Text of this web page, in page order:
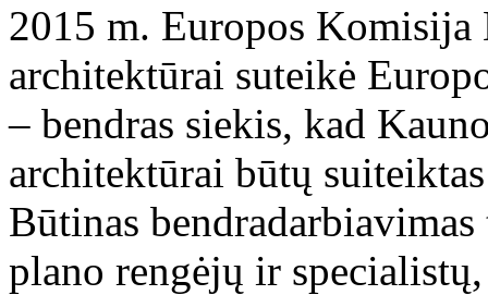
2015 m. Europos
architektūrai suteikė
– bendras siekis, kad
architektūrai būtų
Būtinas
plano rengėjų ir